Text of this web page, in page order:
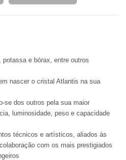
e bórax, entre outros
nascer o cristal Atlantis na sua
se dos outros pela sua maior
luminosidade, peso e capacidade
técnicos e artísticos, aliados às
com os mais prestigiados